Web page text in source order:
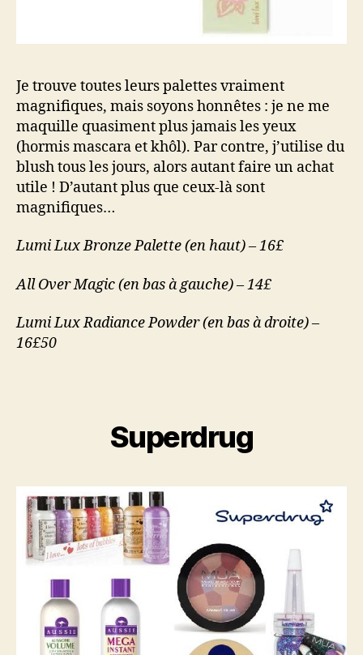
Je trouve toutes leurs palettes vraiment
magnifiques, mais soyons honnêtes : je ne me
maquille quasiment plus jamais les yeux
(hormis mascara et khôl). Par contre, j’utilise du
blush tous les jours, alors autant faire un achat
utile ! D’autant plus que ceux-là sont
magnifiques…
Lumi Lux Bronze Palette (en haut) – 16£
All Over Magic (en bas à gauche) – 14£
Lumi Lux Radiance Powder (en bas à droite) –
16£50
Superdrug